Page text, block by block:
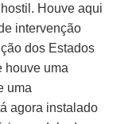
Houve aqui
intervenção
dos Estados
houve uma
uma
agora instalado